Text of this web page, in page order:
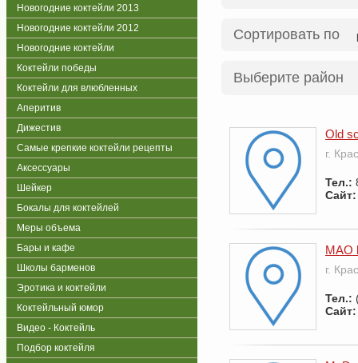
Новогодние коктейли 2013
Новогодние коктейли 2012
Новогодние коктейли
Коктейли победы
Коктейли для влюбленных
Аперитив
Дижестив
Самые крепкие коктейли рецепты
Аксессуары
Шейкер
Бокалы для коктейлей
Меры объема
Бары и кафе
Школы барменов
Эротика и коктейли
Коктейльный юмор
Видео - Коктейль
Подбор коктейля
Сортировать по
Выберите район
Old
г.
Тел.:
Сайт:
MAO
г.
Тел.:
Сайт: